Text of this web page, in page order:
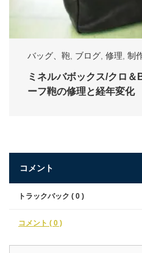
バッグ、鞄 ブログ 修理 制
ミネルバボックス/クロ
ーフ鞄の修理と経年変化
コメント
トラックバック ( 0 )
コメント ( 0 )